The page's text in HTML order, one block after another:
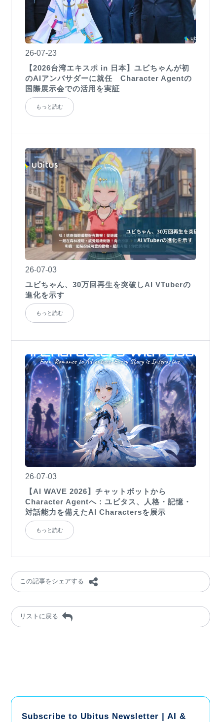
26-07-23
【2026台湾エキスポ in 日本】ユビちゃんが初
のAIアンバサダーに就任 Character Agentの
国際展示会での活用を実証
もっと読む
26-07-03
ユビちゃん、30万回再生を突破しAI VTuberの
進化を示す
もっと読む
26-07-03
【AI WAVE 2026】チャットボットから
Character Agentへ：ユビタス、人格・記憶・
対話能力を備えたAI Charactersを展示
もっと読む
この記事をシェアする
リストに戻る
Subscribe to Ubitus Newsletter | AI &